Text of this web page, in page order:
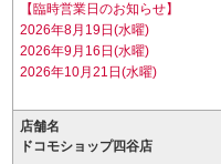
【臨時営業日のお知らせ】
2026年8月19日(水曜)
2026年9月16日(水曜)
2026年10月21日(水曜)
店舗名
ドコモショップ四谷店